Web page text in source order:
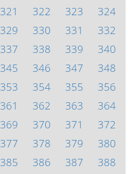
321 322 323
324
329 330 331
332
337 338 339
340
345 346 347
348
353 354 355
356
361 362 363
364
369 370 371
372
377 378 379
380
385 386 387 388